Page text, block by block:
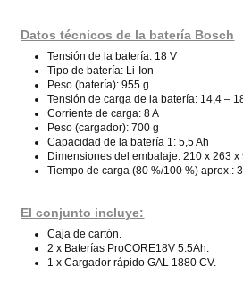
Datos técnicos de la batería Bosch
Tensión de la batería: 18 V
Tipo de batería: Li-Ion
Peso (batería): 955 g
Tensión de carga de la batería: 14,4 –
Corriente de carga: 8 A
Peso (cargador): 700 g
Capacidad de la batería 1: 5,5 Ah
Dimensiones del embalaje: 210 x 263 x
Tiempo de carga (80 %/100 %) aprox.:
El conjunto incluye:
Caja de cartón.
2 x Baterías ProCORE18V 5.5Ah.
1 x Cargador rápido GAL 1880 CV.